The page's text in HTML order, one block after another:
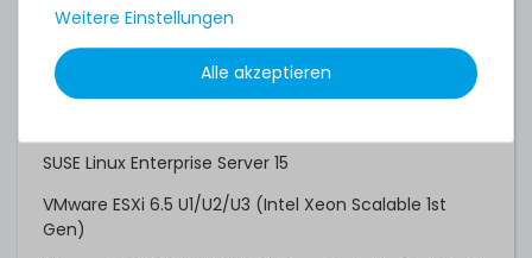
Red Hat Enterprise Linux 8.0
Red Hat Enterprise Linux 9.0
SUSE Linux Enterprise Server 12 SP2 (Intel Xeon
SUSE Linux Enterprise Server 15
VMware ESXi 6.5 U1/U2/U3 (Intel Xeon Scalable 1st
Gen)
Weitere Einstellungen
Alle akzeptieren